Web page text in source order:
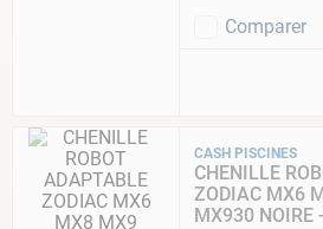
Comparer
CASH PISCINES
CHENILLE
ZODIAC MX6
MX930 NOIRE